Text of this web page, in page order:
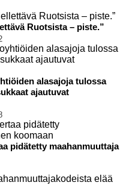
Ruotsista – piste.”
alasajoja tulossa
ajautuvat
pidätetty maahanmuuttaja